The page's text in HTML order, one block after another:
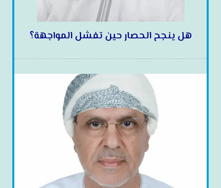
هل ينجح الحصار حين تفشل المواجهة؟